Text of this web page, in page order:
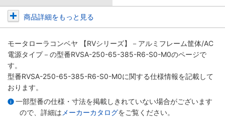
商品詳細をもっと見る
モータローラコンベヤ 【RVシリーズ】－アルミフレーム筐体/AC
電源タイプ－ の型番RVSA-250-65-385-R6-S0-M0のページで
す。
型番RVSA-250-65-385-R6-S0-M0に関する仕様情報を記載して
おります。
一部型番の仕様・寸法を掲載しきれていない場合がございます
ので、詳細は メーカーカタログをご覧ください。